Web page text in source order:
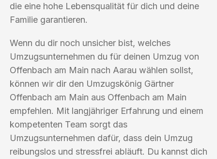
die eine hohe Lebensqualität für dich und deine
Familie garantieren.
Wenn du dir noch unsicher bist, welches
Umzugsunternehmen du für deinen Umzug von
Offenbach am Main nach Aarau wählen sollst,
können wir dir den Umzugskönig Gärtner
Offenbach am Main aus Offenbach am Main
empfehlen. Mit langjähriger Erfahrung und einem
kompetenten Team sorgt das
Umzugsunternehmen dafür, dass dein Umzug
reibungslos und stressfrei abläuft. Du kannst dich